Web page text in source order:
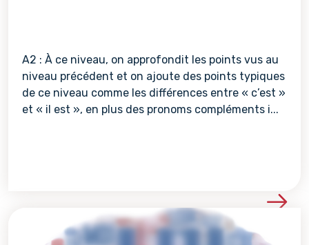
A2 : À ce niveau, on approfondit les points vus au
niveau précédent et on ajoute des points typiques
de ce niveau comme les différences entre « c’est »
et « il est », en plus des pronoms compléments i...
Voir les détails de la